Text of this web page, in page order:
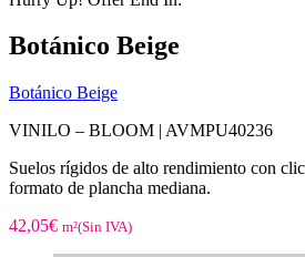
Botánico Beige
Botánico Beige
VINILO – BLOOM | AVMPU40236
Suelos rígidos de alto rendimiento con
formato de plancha mediana.
42,05€ m²(Sin IVA)